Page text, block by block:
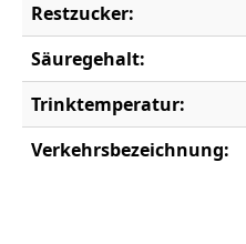
Restzucker:
Säuregehalt:
Trinktemperatur:
Verkehrsbezeichnung: